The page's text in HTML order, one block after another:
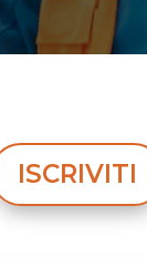
ISCRIVITI